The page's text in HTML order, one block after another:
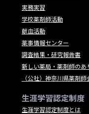
実務実習
学校薬剤師活動
献血活動
薬事情報センター
調査結果・研究報告書
新しい薬局・薬剤師のあ
（公社）神奈川県薬剤
生涯学習認定制度
生涯学習認定制度とは